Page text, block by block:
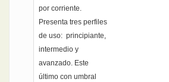
por corriente.
Presenta tres perfiles
de uso: principiante,
intermedio y
avanzado. Este
último con umbral